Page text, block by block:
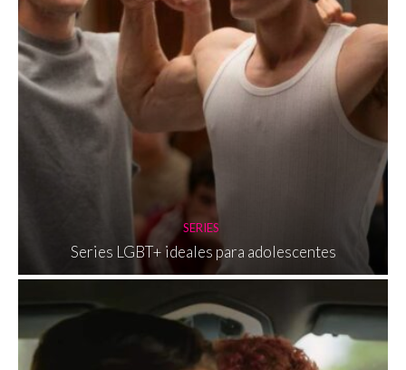
SERIES
Series LGBT+ ideales para adolescentes